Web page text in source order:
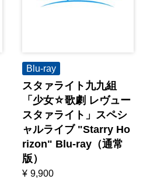
Blu-ray
スタァライト九九組
「少女☆歌劇 レヴュー
スタァライト」スペシ
ャルライブ "Starry Ho
rizon" Blu-ray（通常
版）
¥ 9,900